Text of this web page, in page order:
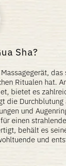
Sha?
Ritualen hat.
bietet es
die Durchblutung
und
einen
behält es
und